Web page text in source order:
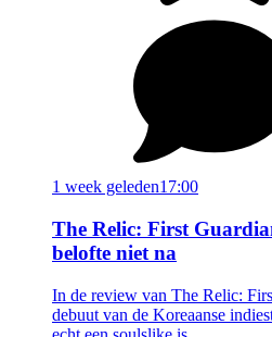
1 week geleden17:00
The Relic: First
belofte niet na
In de review van The Relic:
debuut van de Koreaanse